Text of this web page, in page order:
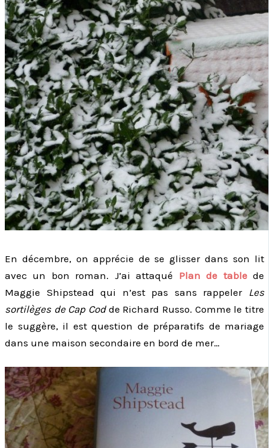
En décembre, on apprécie de se glisser dans son lit
avec un bon roman. J’ai attaqué Plan de table de
Maggie Shipstead qui n’est pas sans rappelerLes
sortilèges de Cap Codde Richard Russo. Comme le titre
le suggère, il est question de préparatifs de mariage
dans une maison secondaire en bord de mer…